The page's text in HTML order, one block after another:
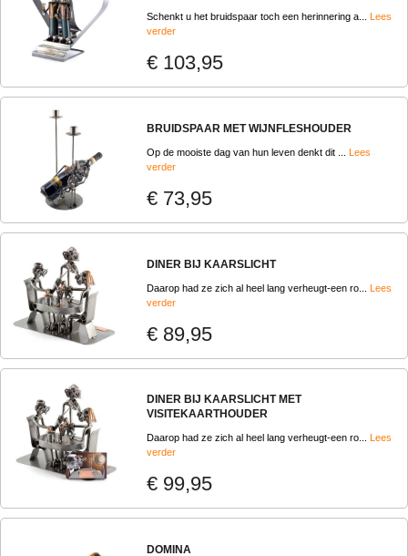
Schenkt u het bruidspaar toch een herinnering a... Lees
verder
€ 103,95
BRUIDSPAAR MET WIJNFLESHOUDER
Op de mooiste dag van hun leven denkt dit ... Lees
verder
€ 73,95
DINER BIJ KAARSLICHT
Daarop had ze zich al heel lang verheugt-een ro... Lees
verder
€ 89,95
DINER BIJ KAARSLICHT MET
VISITEKAARTHOUDER
Daarop had ze zich al heel lang verheugt-een ro...
Lees
verder
€ 99,95
DOMINA